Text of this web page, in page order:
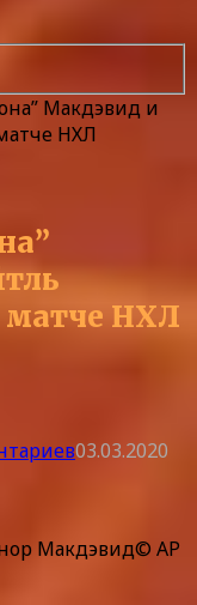
Макдэвид и
НХЛ
матче НХЛ
03.03.2020
Макдэвид© AP